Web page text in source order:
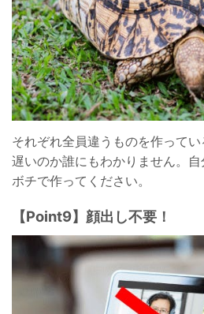
それぞれ全員違うものを作って
遅いのか誰にもわかりません。
ボチで作ってください。
【Point9】顔出し不要！